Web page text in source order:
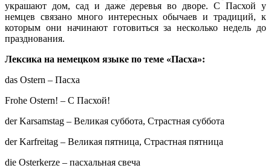
украшают дом, сад и даже деревья во дворе. С Пасхой у
немцев связано много интересных обычаев и традиций, к
которым они начинают готовиться за несколько недель до
празднования.
Лексика на немецком языке по теме «Пасха»:
das Ostern – Пасха
Frohe Ostern! – С Пасхой!
der Karsamstag – Великая суббота, Страстная суббота
der Karfreitag – Великая пятница, Страстная пятница
die Osterkerze – пасхальная свеча